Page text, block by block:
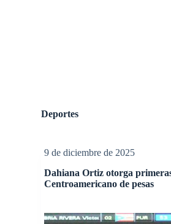
Deportes
9 de diciembre de 2025
Dahiana Ortiz otorga
Centroamericano de pesas